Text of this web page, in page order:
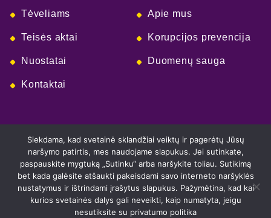
Tėveliams Apie mus
Teisės aktai Korupcijos prevencija
Nuostatai Duomenų sauga
Kontaktai
© Visos teisės saugomos Pakruojo r. Linkuvos
Siekdama, kad svetainė sklandžiai veiktų ir pagerėtų Jūsų
naršymo patirtis, mes naudojame slapukus. Jei sutinkate,
paspauskite mygtuką „Sutinku“ arba naršykite toliau. Sutikimą
bet kada galėsite atšaukti pakeisdami savo interneto naršyklės
nustatymus ir ištrindami įrašytus slapukus. Pažymėtina, kad kai
kurios svetainės dalys gali neveikti, kaip numatyta, jeigu
nesutiksite su privatumo politika